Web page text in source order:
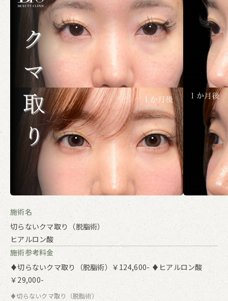
施術名
切らないクマ取り（脱脂術）
ヒアルロン酸
施術参考料金
♦切らないクマ取り（脱脂術）￥124,600- ♦ヒアルロン酸
￥29,000-
♦切らないクマ取り（脱脂術）